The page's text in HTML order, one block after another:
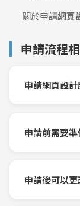
關於申請網頁
申請流程
申請網頁設
申請前需要準
申請後可以